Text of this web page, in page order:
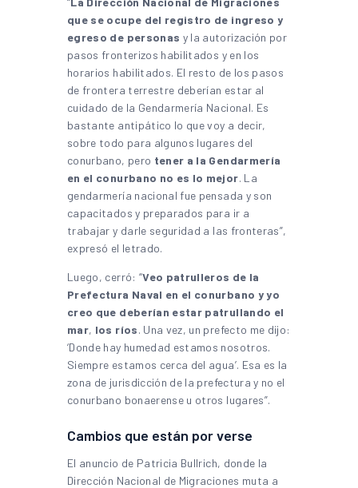
que se ocupe del registro de ingreso y
egreso de personas y la autorización por
pasos fronterizos habilitados y en los
horarios habilitados. El resto de los pasos
de frontera terrestre deberían estar al
cuidado de la Gendarmería Nacional. Es
bastante antipático lo que voy a decir,
sobre todo para algunos lugares del
conurbano, pero tener a la Gendarmería
en el conurbano no es lo mejor. La
gendarmería nacional fue pensada y son
capacitados y preparados para ir a
trabajar y darle seguridad a las fronteras”,
expresó el letrado.
Luego, cerró: “Veo patrulleros de la
Prefectura Naval en el conurbano y yo
creo que deberían estar patrullando el
mar, los ríos. Una vez, un prefecto me dijo:
‘Donde hay humedad estamos nosotros.
Siempre estamos cerca del agua’. Esa es la
zona de jurisdicción de la prefectura y no el
conurbano bonaerense u otros lugares”.
Cambios que están por verse
El anuncio de Patricia Bullrich, donde la
Dirección Nacional de Migraciones muta a